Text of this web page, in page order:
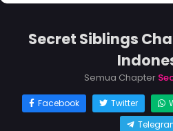
Secret Siblings
Semua Chapter
Facebook Twitter